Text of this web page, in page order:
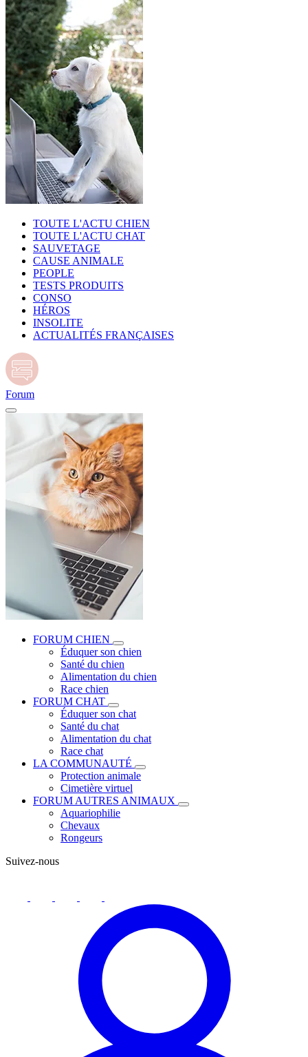
TOUTE L'ACTU CHIEN
TOUTE L'ACTU CHAT
SAUVETAGE
CAUSE ANIMALE
PEOPLE
TESTS PRODUITS
CONSO
HÉROS
INSOLITE
ACTUALITÉS FRANÇAISES
Forum
FORUM CHIEN
Éduquer son chien
Santé du chien
Alimentation du chien
Race chien
FORUM CHAT
Éduquer son chat
Santé du chat
Alimentation du chat
Race chat
LA COMMUNAUTÉ
Protection animale
Cimetière virtuel
FORUM AUTRES ANIMAUX
Aquariophilie
Chevaux
Rongeurs
Suivez-nous